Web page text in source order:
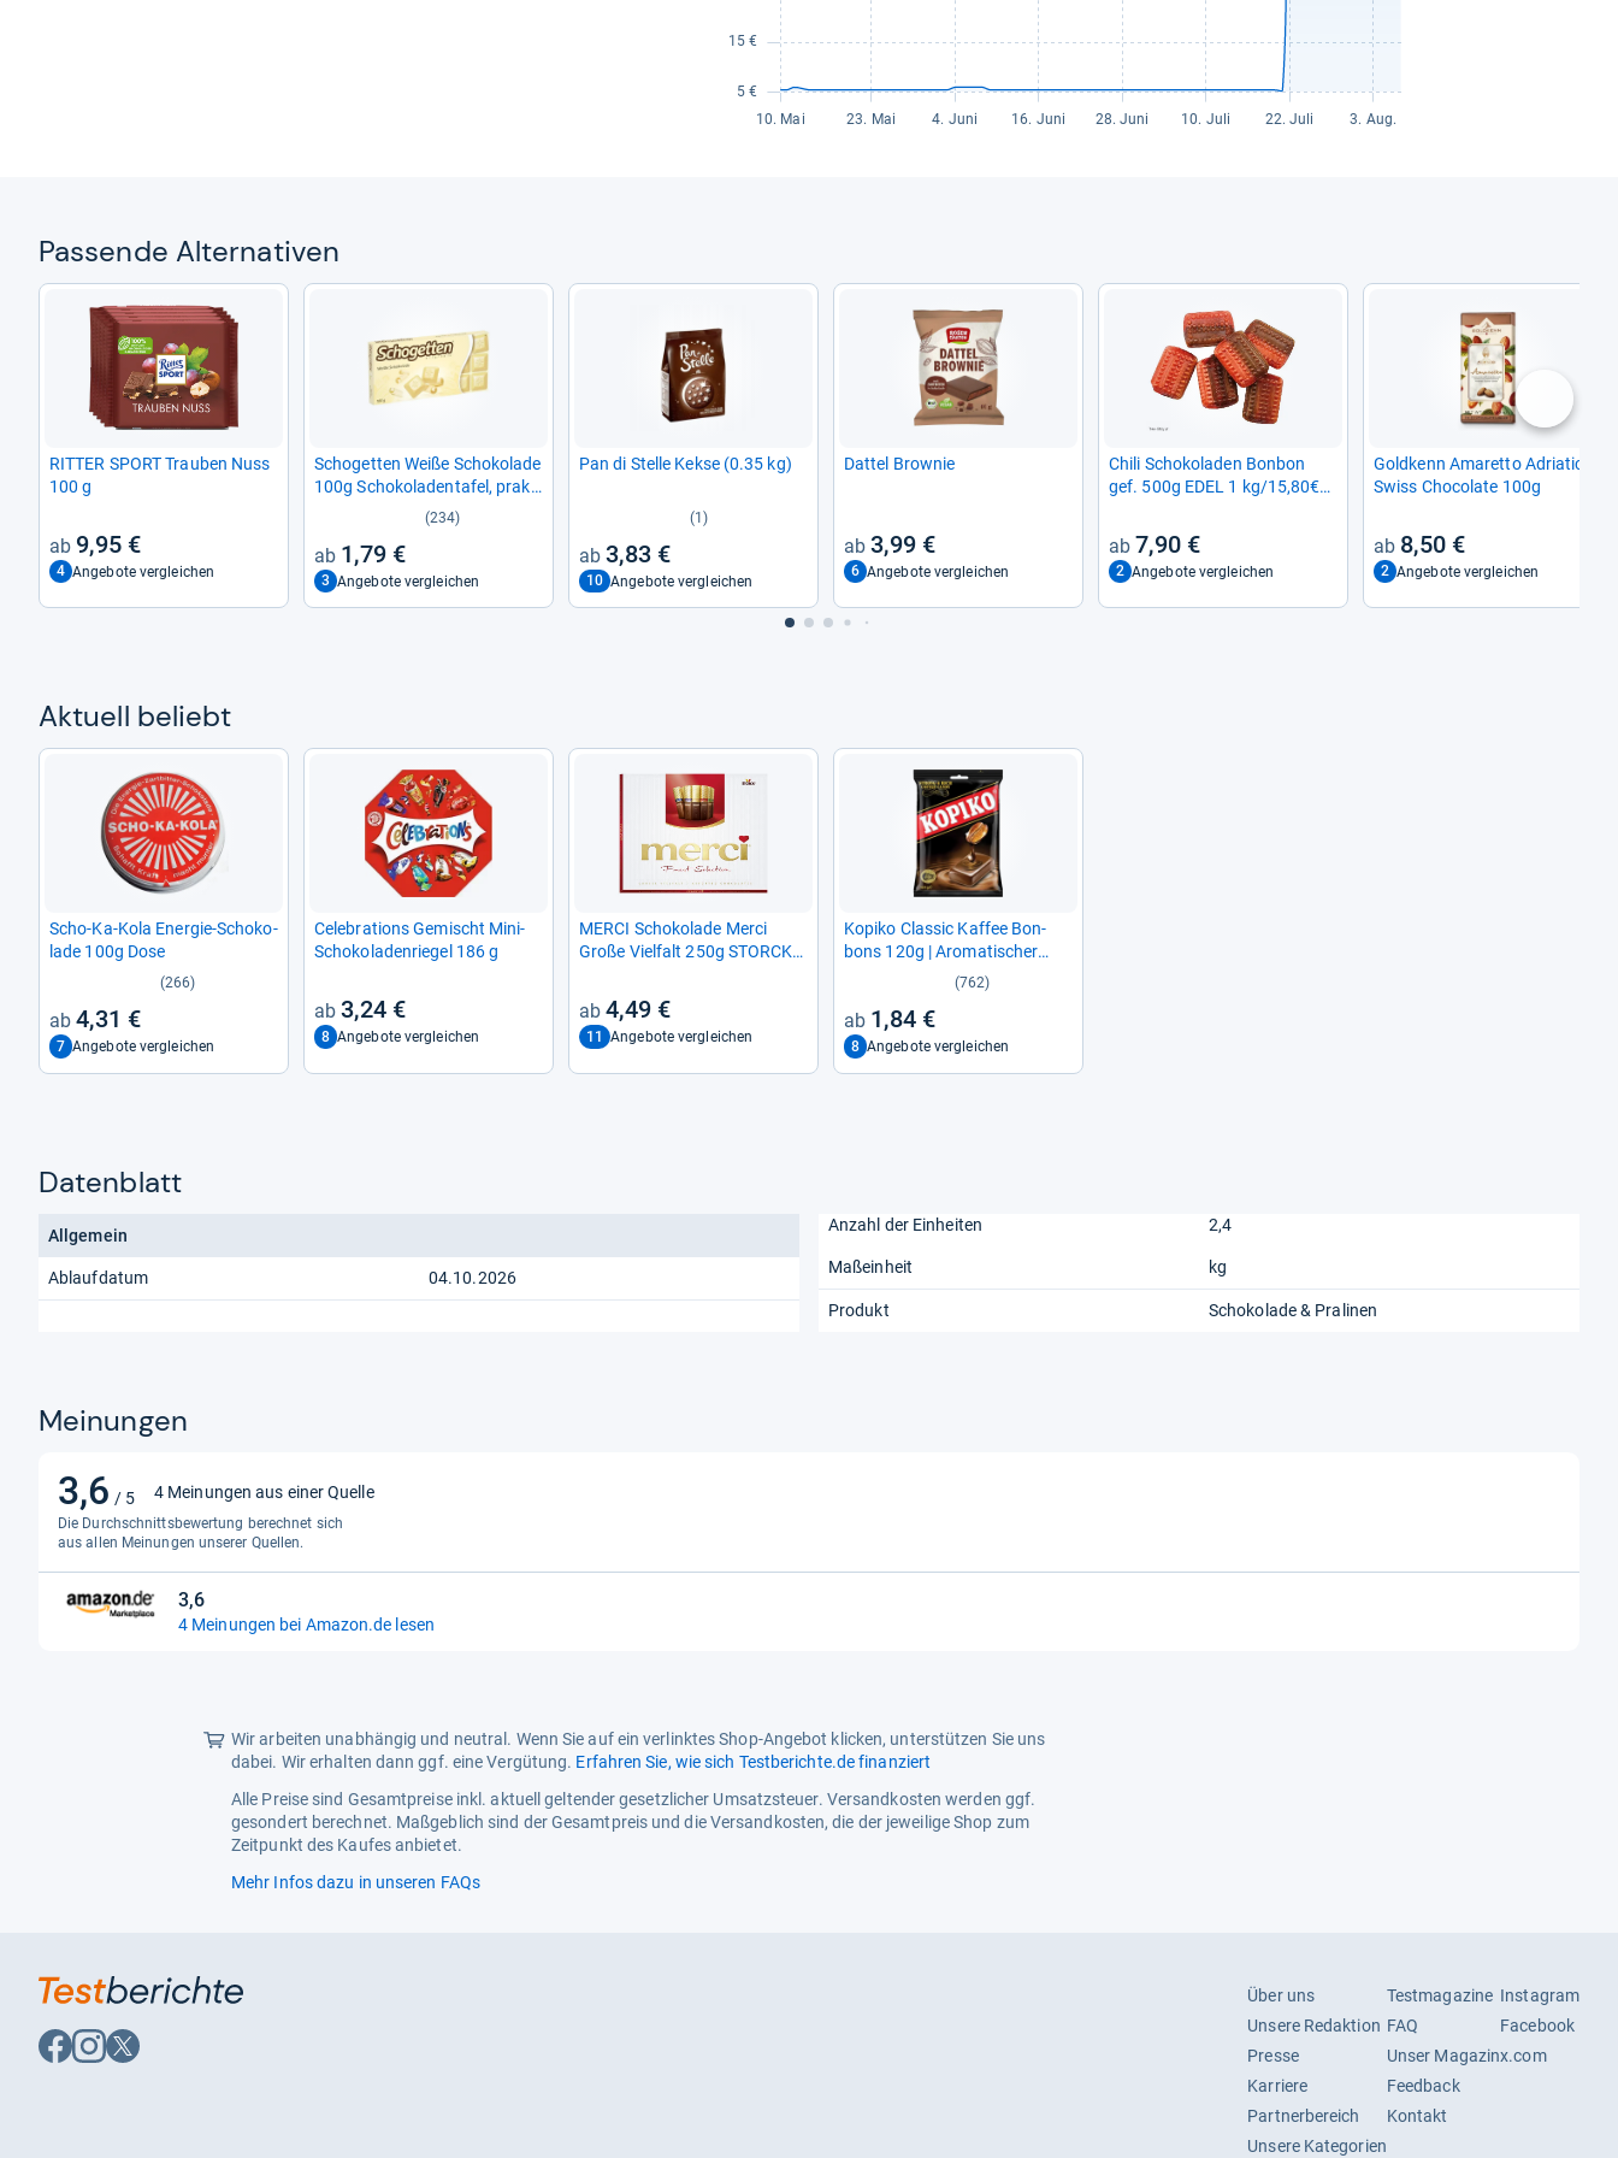
Pas­sende Alter­na­ti­ven
RIT­TER SPORT Trau­ben Nuss
100 g
9,95 €
4 Angebote vergleichen
Scho­get­ten Weiße Scho­ko­lade
100g Scho­ko­la­den­ta­fel, prak­
tisch ein­zeln por­tio­niert. Ein
Genuss. Stück für Stück.
(234)
1,79 €
3 Angebote vergleichen
Pan di Stelle Kekse (0.35 kg)
(1)
3,83 €
10 Angebote vergleichen
Dat­tel Brow­nie
3,99 €
6 Angebote vergleichen
Chili Scho­ko­la­den Bon­bon
gef. 500g EDEL 1 kg/15,80€
7,90 €
2 Angebote vergleichen
Gold­kenn Ama­retto Adria­tico
Swiss Cho­co­late 100g
8,50 €
2 Angebote vergleichen
nächste
Aktu­ell beliebt
Scho-​Ka-​Kola Ener­gie-​Scho­ko­
lade 100g Dose
(266)
4,31 €
7 Angebote vergleichen
Cele­bra­ti­ons Gemischt Mini-​
Scho­ko­la­den­rie­gel 186 g
3,24 €
8 Angebote vergleichen
MERCI Scho­ko­lade Merci
Große Viel­falt 250g STORCK
4,49 €
11 Angebote vergleichen
Kopiko Clas­sic Kaf­fee Bon­
bons 120g | Aro­ma­ti­scher
(762)
1,84 €
8 Angebote vergleichen
Datenblatt
Allgemein
Ablaufdatum 04.10.2026
Anzahl der Einheiten 2,4
Maßeinheit kg
Produkt Schokolade & Pralinen
Meinungen
3,6 / 5
3,6
von
5
Sternen
4 Meinungen aus einer Quelle
Die Durchschnittsbewertung berechnet sich
aus allen Meinungen unserer Quellen.
3,6
3,6
von
4 Meinungen bei Amazon.de lesen
Wir arbeiten unabhängig und neutral. Wenn Sie auf ein verlinktes Shop-Angebot klicken, unterstützen Sie uns
dabei. Wir erhalten dann ggf. eine Vergütung. Erfahren Sie, wie sich Testberichte.de finanziert
Alle Preise sind Gesamtpreise inkl. aktuell geltender gesetzlicher Umsatzsteuer. Versandkosten werden ggf.
gesondert berechnet. Maßgeblich sind der Gesamtpreis und die Versandkosten, die der jeweilige Shop zum
Zeitpunkt des Kaufes anbietet.
Mehr Infos dazu in unseren FAQs
Auf
Facebook
Auf
Instagram
Auf
X
Über uns
Unsere Redaktion
Presse
Karriere
Partnerbereich
Unsere Kategorien
Testmagazine
FAQ
Unser Magazin
Feedback
Kontakt
Instagram
Facebook
x.com